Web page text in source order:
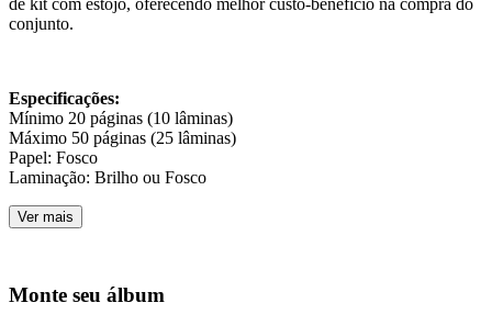
de kit com estojo, oferecendo melhor custo-benefício na compra do
conjunto.
Especificações:
Mínimo 20 páginas (10 lâminas)
Máximo 50 páginas (25 lâminas)
Papel: Fosco
Laminação: Brilho ou Fosco
Ver mais
Monte seu álbum